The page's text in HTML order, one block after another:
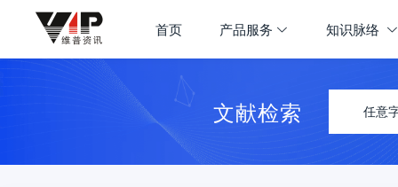
首页 产品服务 知识脉络
文献检索 任意